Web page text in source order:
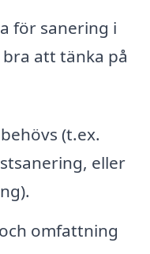
för sanering i
att tänka på
(t.ex.
eller
omfattning